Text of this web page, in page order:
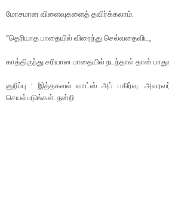
மோசமான விளைவுகளைத் தவிர்க்கலாம்.
“தெரியாத பாதையில் விரைந்து செல்வதைவிட,
காத்திருந்து சரியான பாதையில் நடந்தால் தான்
குறிப்பு : இத்தகவல் வாட்ஸ் அப் பகிர்வு. அவரவர்
செயல்படுங்கள். நன்றி